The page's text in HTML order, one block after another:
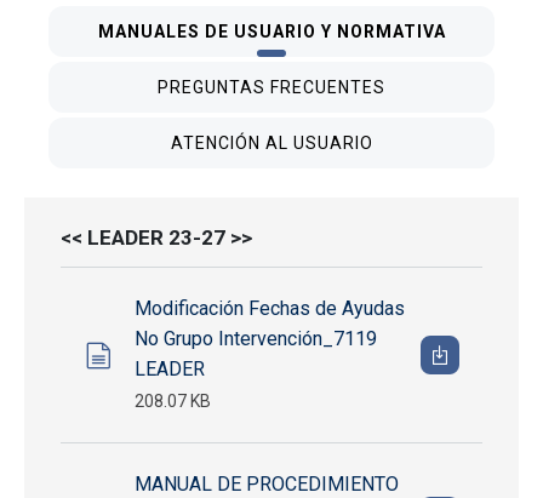
MANUALES DE USUARIO Y NORMATIVA
PREGUNTAS FRECUENTES
ATENCIÓN AL USUARIO
<< LEADER 23-27 >>
Modificación Fechas de Ayudas
No Grupo Intervención_7119
LEADER
208.07 KB
MANUAL DE PROCEDIMIENTO